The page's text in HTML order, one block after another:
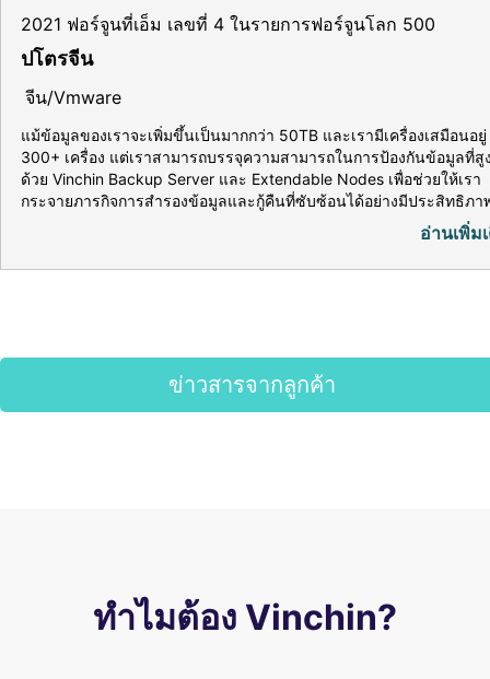
2021 ฟอร์จูนที่เอ็ม เลขที่ 4 ในรายการฟอร์จูนโลก 500
ปโตรจีน
จีน/Vmware
แม้ข้อมูลของเราจะเพิ่มขึ้นเป็นมากกว่า 50TB และเรามีเครื่องเสมือนอยู่
300+ เครื่อง แต่เราสามารถบรรจุความสามารถในการป้องกันข้อมูลที่สู
ด้วย Vinchin Backup Server และ Extendable Nodes เพื่อช่วยให้เรา
กระจายภารกิจการสำรองข้อมูลและกู้คืนที่ซับซ้อนได้อย่างมีประสิทธิภา
อ่านเพิ่ม
ข่าวสารจากลูกค้า
ทำไมต้อง Vinchin?